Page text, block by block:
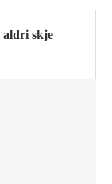
aldri skje